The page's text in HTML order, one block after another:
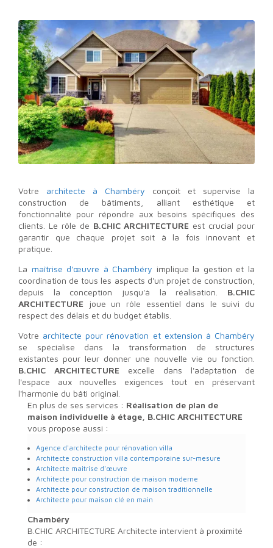
Votre architecte à Chambéry conçoit et supervise la
construction de bâtiments, alliant esthétique et
fonctionnalité pour répondre aux besoins spécifiques des
clients. Le rôle de B.CHIC ARCHITECTURE est crucial pour
garantir que chaque projet soit à la fois innovant et
pratique.
La maîtrise d'œuvre à Chambéry implique la gestion et la
coordination de tous les aspects d'un projet de construction,
depuis la conception jusqu'à la réalisation. B.CHIC
ARCHITECTURE joue un rôle essentiel dans le suivi du
respect des délais et du budget établis.
Votre architecte pour rénovation et extension à Chambéry
se spécialise dans la transformation de structures
existantes pour leur donner une nouvelle vie ou fonction.
B.CHIC ARCHITECTURE excelle dans l'adaptation de
l'espace aux nouvelles exigences tout en préservant
l'harmonie du bâti original.
En plus de ses services : Réalisation de plan de
maison individuelle à étage, B.CHIC ARCHITECTURE
vous propose aussi :
Agence d'architecte pour rénovation villa
Architecte construction villa contemporaine sur-mesure
Architecte maitrise d'œuvre
Architecte pour construction de maison moderne
Architecte pour construction de maison traditionnelle
Architecte pour maison clé en main
Chambéry
B.CHIC ARCHITECTURE Architecte intervient à proximité
de :